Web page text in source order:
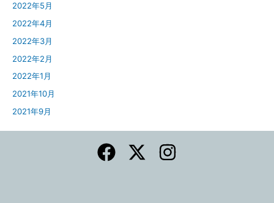
2022年5月
2022年4月
2022年3月
2022年2月
2022年1月
2021年10月
2021年9月